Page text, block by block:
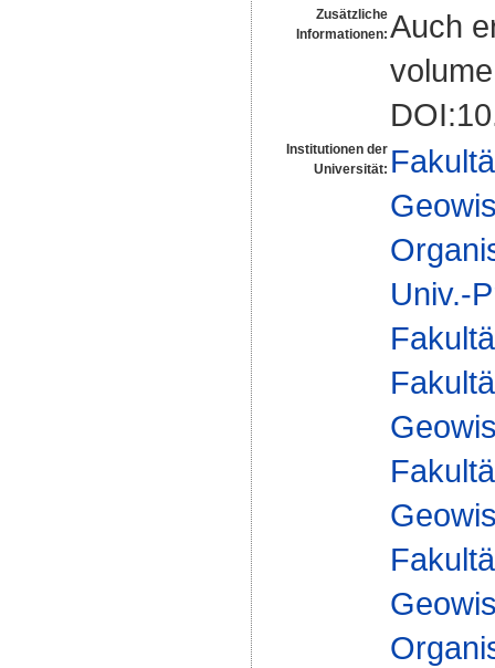
Zusätzliche
Informationen: Auch
Institutionen der
Universität:
Univ.-